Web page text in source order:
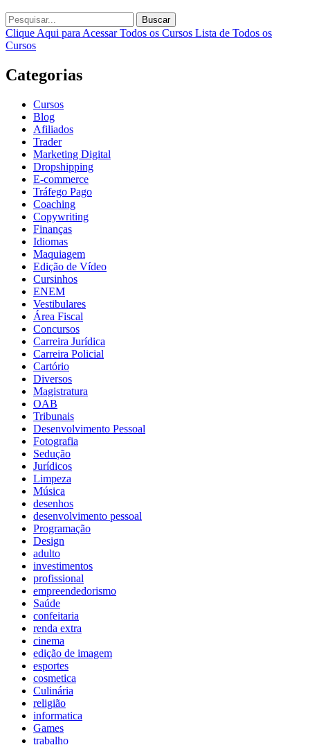
Buscar
Clique Aqui para Acessar Todos os Cursos Lista de Todos os
Cursos
Categorias
Cursos
Blog
Afiliados
Trader
Marketing Digital
Dropshipping
E-commerce
Tráfego Pago
Coaching
Copywriting
Finanças
Idiomas
Maquiagem
Edição de Vídeo
Cursinhos
ENEM
Vestibulares
Área Fiscal
Concursos
Carreira Jurídica
Carreira Policial
Cartório
Diversos
Magistratura
OAB
Tribunais
Desenvolvimento Pessoal
Fotografia
Sedução
Jurídicos
Limpeza
Música
desenhos
desenvolvimento pessoal
Programação
Design
adulto
investimentos
profissional
empreendedorismo
Saúde
confeitaria
renda extra
cinema
edição de imagem
esportes
cosmetica
Culinária
religião
informatica
Games
trabalho